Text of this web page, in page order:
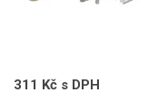
311 Kč s DPH